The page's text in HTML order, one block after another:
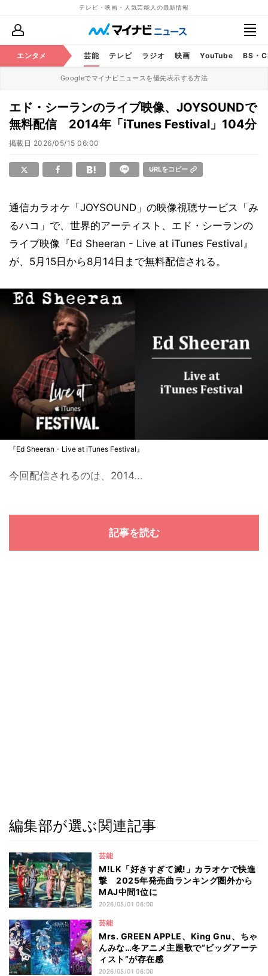
テレビ・映画・人気芸能人の最新情報
エンタメ 芸能 テレビ ラジオ 映画 YouTube BS・
Googleでマイナビニュースを優先表示する方法
エド・シーランのライブ映像、JOYSOUNDで
無料配信 2014年「iTunes Festival」104分
掲載日 2026/05/15 06:00
URLをコピー
通信カラオケ「JOYSOUND」の映像視聴サービス「み
るハコ」で、世界的アーティスト、エド・シーランの
ライブ映像『Ed Sheeran - Live at iTunes Festival』
が、5月15日から8月14日まで無料配信される。
『Ed Sheeran - Live at iTunes Festival』
今回配信されるのは、2014...
記事を読む
編集部が選ぶ関連記事
芸能
M!LK「好きすぎて滅!」カラオケで快進
撃 2025年発売曲ランキング圏外から
MAJ中間1位に
2026/05/01 06:00
芸能
Mrs. GREEN APPLE、King Gnu、ちゃ
んみな…冬アニメ主題歌で“ビッグアーテ
ィスト”が存在感
2026/05/01 06:00